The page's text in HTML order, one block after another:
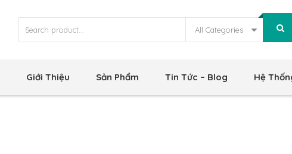
All Categories
Giới Thiệu Sản Phẩm Tin Tức – Blog Hệ